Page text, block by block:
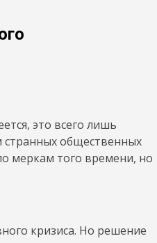
это всего лишь
странных общественных
меркам того времени, но
кризиса. Но решение